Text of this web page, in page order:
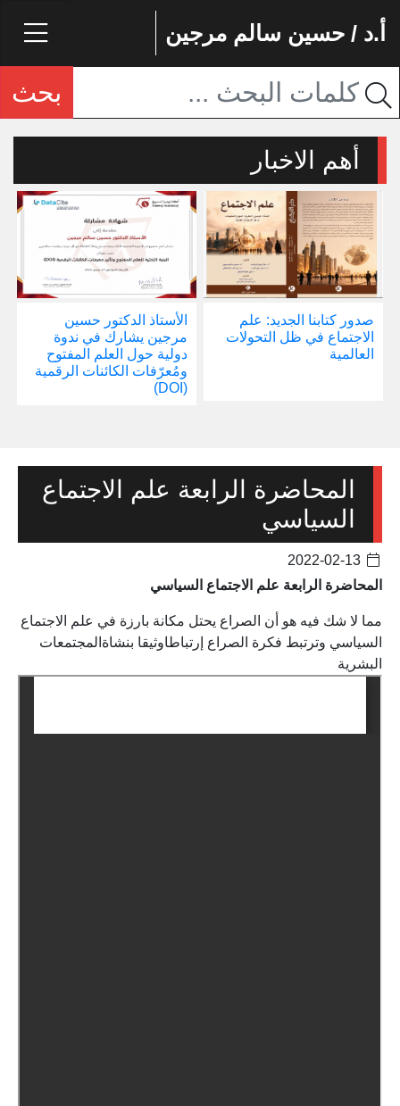
أ.د / حسين سالم مرجين
بحث
أهم الاخبار
صدور كتابنا الجديد: علم
الاجتماع في ظل التحولات
العالمية
الأستاذ الدكتور حسين
مرجين يشارك في ندوة
دولية حول العلم المفتوح
ومُعرّفات الكائنات الرقمية
(DOI)
المحاضرة الرابعة علم الاجتماع
السياسي
المحاضرة الرابعة علم الاجتماع السياسي
مما لا شك فيه هو أن الصراع يحتل مكانة بارزة في علم الاجتماع
السياسي وترتبط فكرة الصراع إرتباطاوثيقا بنشاةالمجتمعات
البشرية